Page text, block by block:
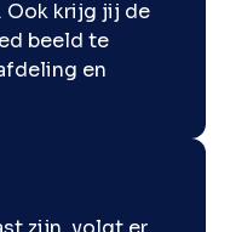
Ook krijg jij de
beeld te
en